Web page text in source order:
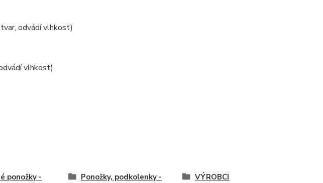
odvádí vlhkost)
vlhkost)
ponožky -
Ponožky, podkolenky -
VÝROBCI